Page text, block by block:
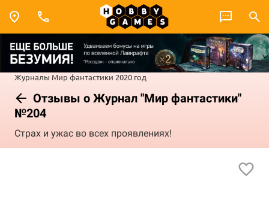
Журналы Мир фантастики 2020 год
Отзывы о Журнал "Мир фантастики"
№204
Страх и ужас во всех проявлениях!